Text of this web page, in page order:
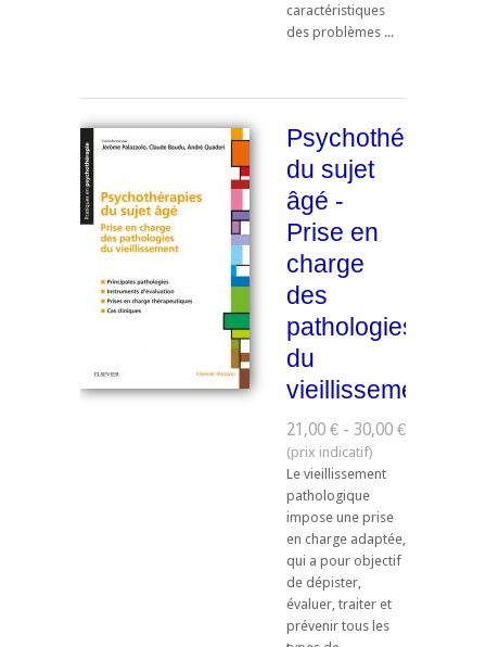
caractéristiques
des problèmes ...
Psychothérapies
du sujet
âgé -
Prise en
charge
des
pathologies
du
vieillissement
21,00 € - 30,00 €
Le vieillissement
pathologique
impose une prise
en charge adaptée,
qui a pour objectif
de dépister,
évaluer, traiter et
prévenir tous les